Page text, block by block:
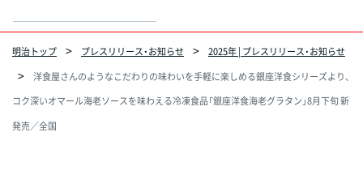
明治トップ プレスリリース・お知らせ
2025年 | プレスリリース・お知らせ
洋食屋さんのようなこだわりの味わいを手軽に楽しめる銀座洋食シリーズより、
コク深いオマール海老ソースを味わえる冷凍食品「銀座洋食海老グラタン」8月下旬 新
発売／全国